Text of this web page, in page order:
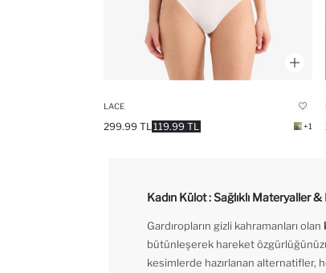
LACE
119.99 TL
299.99 TL +1
Kadın Külot : Sağlıklı Materyaller
Gardıropların gizli kahramanları olan
bütünleşerek hareket özgürlüğünüzü
kesimlerde hazırlanan alternatifler,